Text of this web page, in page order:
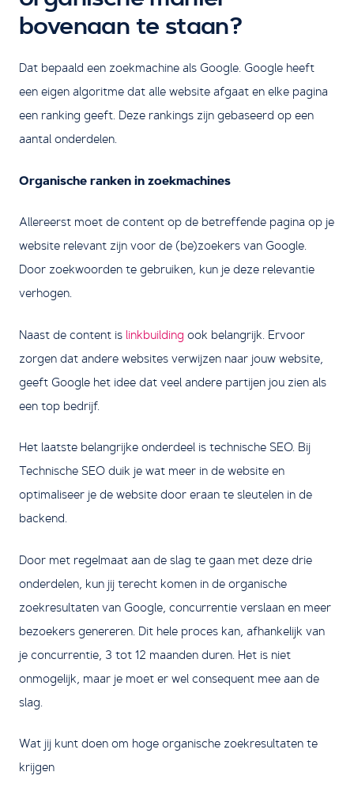
bovenaan te staan?
Dat bepaald een zoekmachine als Google. Google heeft
een eigen algoritme dat alle website afgaat en elke pagina
een ranking geeft. Deze rankings zijn gebaseerd op een
aantal onderdelen.
Organische ranken in zoekmachines
Allereerst moet de content op de betreffende pagina op je
website relevant zijn voor de (be)zoekers van Google.
Door zoekwoorden te gebruiken, kun je deze relevantie
verhogen.
Naast de content is linkbuilding ook belangrijk. Ervoor
zorgen dat andere websites verwijzen naar jouw website,
geeft Google het idee dat veel andere partijen jou zien als
een top bedrijf.
Het laatste belangrijke onderdeel is technische SEO. Bij
Technische SEO duik je wat meer in de website en
optimaliseer je de website door eraan te sleutelen in de
backend.
Door met regelmaat aan de slag te gaan met deze drie
onderdelen, kun jij terecht komen in de organische
zoekresultaten van Google, concurrentie verslaan en meer
bezoekers genereren. Dit hele proces kan, afhankelijk van
je concurrentie, 3 tot 12 maanden duren. Het is niet
onmogelijk, maar je moet er wel consequent mee aan de
slag.
Wat jij kunt doen om hoge organische zoekresultaten te
krijgen